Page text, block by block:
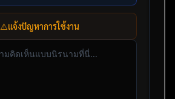
⚠️แจ้งปัญหาการใช้งาน